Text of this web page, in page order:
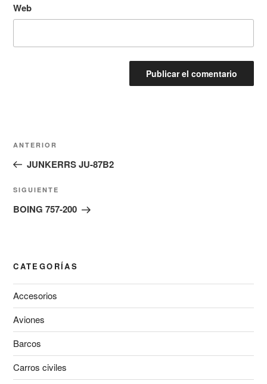
Web
Navegación
entradas
Entrada
anterior:
ANTERIOR
JUNKERRS JU-87B2
Siguiente
entrada
SIGUIENTE
BOING 757-200
CATEGORÍAS
Accesorios
Aviones
Barcos
Carros civiles